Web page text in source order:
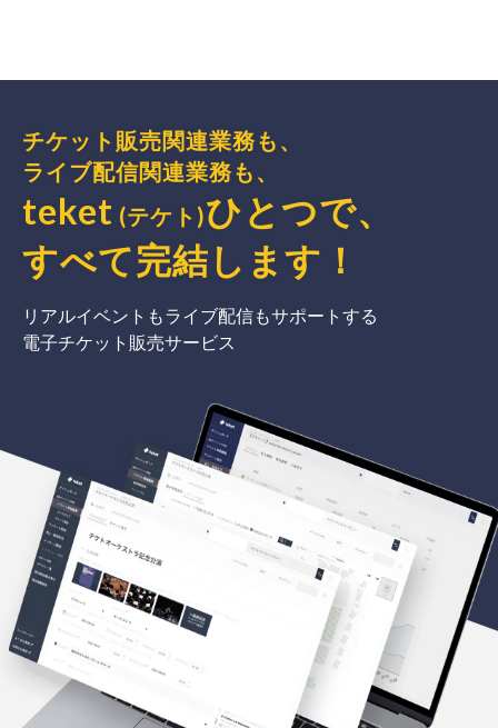
チケット販売関連業務も、
ライブ配信関連業務も、
teket (テケト)ひとつで、
すべて完結 します ！
リアルイベントもライブ配信もサポートする
電子チケット販売サービス